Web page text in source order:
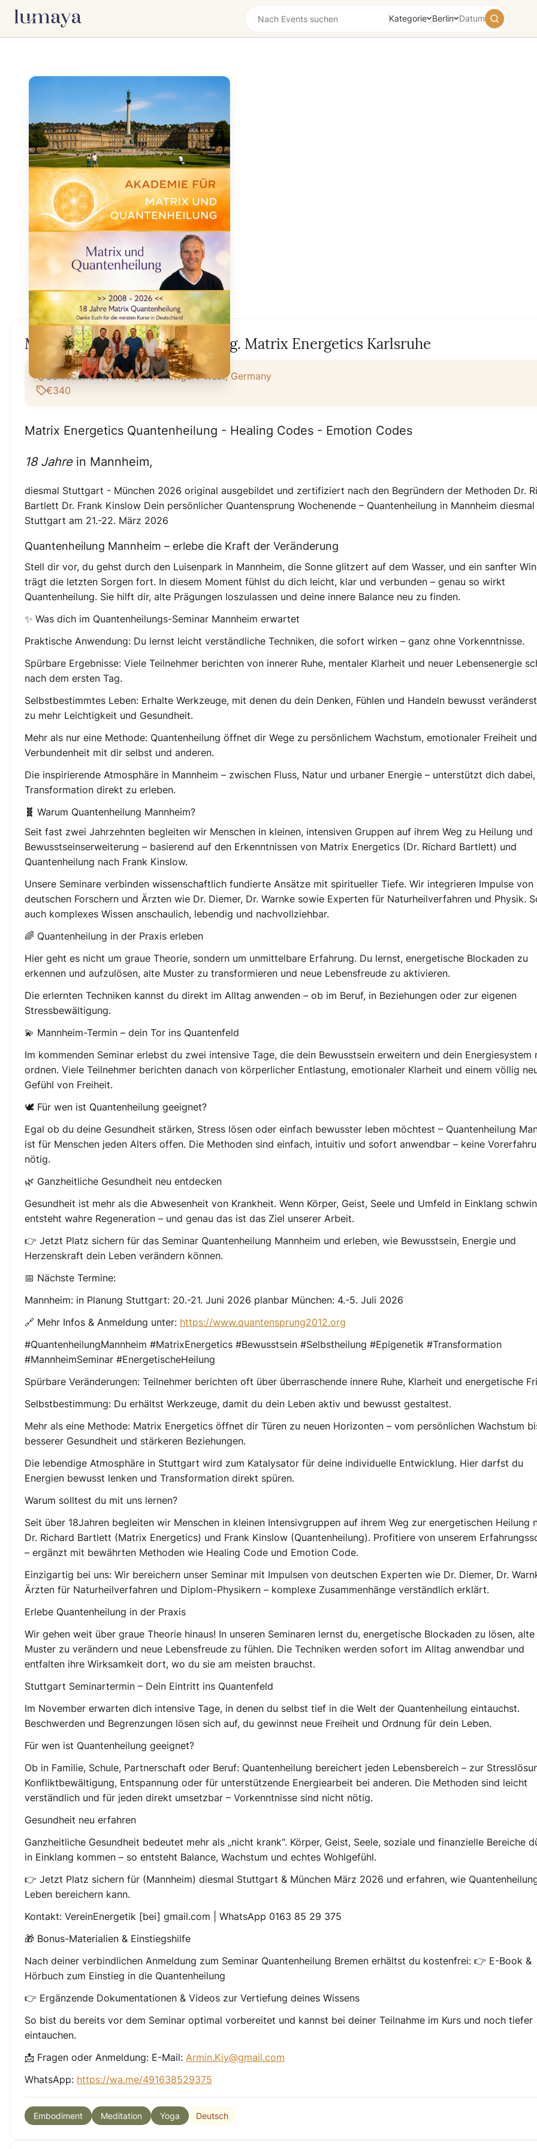
Kategorie Berlin Datum
Mannheim Quantenheilung orig. Matrix Energetics Karlsruhe
Schloßstraße, Stuttgart, Stuttgart-West, Germany
€340
Matrix Energetics Quantenheilung - Healing Codes - Emotion Codes
18 Jahrein Mannheim,
diesmal Stuttgart - München 2026 original ausgebildet und zertifiziert nach den Begründern der Methoden Dr.
Bartlett Dr. Frank Kinslow Dein persönlicher Quantensprung Wochenende – Quantenheilung in Mannheim diesmal
Stuttgart am 21.-22. März 2026
Quantenheilung Mannheim – erlebe die Kraft der Veränderung
Stell dir vor, du gehst durch den Luisenpark in Mannheim, die Sonne glitzert auf dem Wasser, und ein sanfter
trägt die letzten Sorgen fort. In diesem Moment fühlst du dich leicht, klar und verbunden – genau so wirkt
Quantenheilung. Sie hilft dir, alte Prägungen loszulassen und deine innere Balance neu zu finden.
✨ Was dich im Quantenheilungs-Seminar Mannheim erwartet
Praktische Anwendung: Du lernst leicht verständliche Techniken, die sofort wirken – ganz ohne Vorkenntnisse.
Spürbare Ergebnisse: Viele Teilnehmer berichten von innerer Ruhe, mentaler Klarheit und neuer Lebensenergie
nach dem ersten Tag.
Selbstbestimmtes Leben: Erhalte Werkzeuge, mit denen du dein Denken, Fühlen und Handeln bewusst
zu mehr Leichtigkeit und Gesundheit.
Mehr als nur eine Methode: Quantenheilung öffnet dir Wege zu persönlichem Wachstum, emotionaler Freiheit
Verbundenheit mit dir selbst und anderen.
Die inspirierende Atmosphäre in Mannheim – zwischen Fluss, Natur und urbaner Energie – unterstützt dich dabei,
Transformation direkt zu erleben.
🧬 Warum Quantenheilung Mannheim?
Seit fast zwei Jahrzehnten begleiten wir Menschen in kleinen, intensiven Gruppen auf ihrem Weg zu Heilung und
Bewusstseinserweiterung – basierend auf den Erkenntnissen von Matrix Energetics (Dr. Richard Bartlett) und
Quantenheilung nach Frank Kinslow.
Unsere Seminare verbinden wissenschaftlich fundierte Ansätze mit spiritueller Tiefe. Wir integrieren Impulse von
deutschen Forschern und Ärzten wie Dr. Diemer, Dr. Warnke sowie Experten für Naturheilverfahren und Physik.
auch komplexes Wissen anschaulich, lebendig und nachvollziehbar.
🌈 Quantenheilung in der Praxis erleben
Hier geht es nicht um graue Theorie, sondern um unmittelbare Erfahrung. Du lernst, energetische Blockaden zu
erkennen und aufzulösen, alte Muster zu transformieren und neue Lebensfreude zu aktivieren.
Die erlernten Techniken kannst du direkt im Alltag anwenden – ob im Beruf, in Beziehungen oder zur eigenen
Stressbewältigung.
💫 Mannheim-Termin – dein Tor ins Quantenfeld
Im kommenden Seminar erlebst du zwei intensive Tage, die dein Bewusstsein erweitern und dein Energiesystem
ordnen. Viele Teilnehmer berichten danach von körperlicher Entlastung, emotionaler Klarheit und einem völlig
Gefühl von Freiheit.
🕊️ Für wen ist Quantenheilung geeignet?
Egal ob du deine Gesundheit stärken, Stress lösen oder einfach bewusster leben möchtest – Quantenheilung
ist für Menschen jeden Alters offen. Die Methoden sind einfach, intuitiv und sofort anwendbar – keine
nötig.
🌿 Ganzheitliche Gesundheit neu entdecken
Gesundheit ist mehr als die Abwesenheit von Krankheit. Wenn Körper, Geist, Seele und Umfeld in Einklang
entsteht wahre Regeneration – und genau das ist das Ziel unserer Arbeit.
👉 Jetzt Platz sichern für das Seminar Quantenheilung Mannheim und erleben, wie Bewusstsein, Energie und
Herzenskraft dein Leben verändern können.
📅 Nächste Termine:
Mannheim: in Planung Stuttgart: 20.-21. Juni 2026 planbar München: 4.-5. Juli 2026
🔗 Mehr Infos & Anmeldung unter: https://www.quantensprung2012.org
#QuantenheilungMannheim #MatrixEnergetics #Bewusstsein #Selbstheilung #Epigenetik #Transformation
#MannheimSeminar #EnergetischeHeilung
Spürbare Veränderungen: Teilnehmer berichten oft über überraschende innere Ruhe, Klarheit und energetische
Selbstbestimmung: Du erhältst Werkzeuge, damit du dein Leben aktiv und bewusst gestaltest.
Mehr als eine Methode: Matrix Energetics öffnet dir Türen zu neuen Horizonten – vom persönlichen Wachstum
besserer Gesundheit und stärkeren Beziehungen.
Die lebendige Atmosphäre in Stuttgart wird zum Katalysator für deine individuelle Entwicklung. Hier darfst du
Energien bewusst lenken und Transformation direkt spüren.
Warum solltest du mit uns lernen?
Seit über 18Jahren begleiten wir Menschen in kleinen Intensivgruppen auf ihrem Weg zur energetischen Heilung
Dr. Richard Bartlett (Matrix Energetics) und Frank Kinslow (Quantenheilung). Profitiere von unserem
– ergänzt mit bewährten Methoden wie Healing Code und Emotion Code.
Einzigartig bei uns: Wir bereichern unser Seminar mit Impulsen von deutschen Experten wie Dr. Diemer, Dr.
Ärzten für Naturheilverfahren und Diplom-Physikern – komplexe Zusammenhänge verständlich erklärt.
Erlebe Quantenheilung in der Praxis
Wir gehen weit über graue Theorie hinaus! In unseren Seminaren lernst du, energetische Blockaden zu lösen, alte
Muster zu verändern und neue Lebensfreude zu fühlen. Die Techniken werden sofort im Alltag anwendbar und
entfalten ihre Wirksamkeit dort, wo du sie am meisten brauchst.
Stuttgart Seminartermin – Dein Eintritt ins Quantenfeld
Im November erwarten dich intensive Tage, in denen du selbst tief in die Welt der Quantenheilung eintauchst.
Beschwerden und Begrenzungen lösen sich auf, du gewinnst neue Freiheit und Ordnung für dein Leben.
Für wen ist Quantenheilung geeignet?
Ob in Familie, Schule, Partnerschaft oder Beruf: Quantenheilung bereichert jeden Lebensbereich – zur
Konfliktbewältigung, Entspannung oder für unterstützende Energiearbeit bei anderen. Die Methoden sind leicht
verständlich und für jeden direkt umsetzbar – Vorkenntnisse sind nicht nötig.
Gesundheit neu erfahren
Ganzheitliche Gesundheit bedeutet mehr als „nicht krank“. Körper, Geist, Seele, soziale und finanzielle Bereiche
in Einklang kommen – so entsteht Balance, Wachstum und echtes Wohlgefühl.
👉 Jetzt Platz sichern für (Mannheim) diesmal Stuttgart & München März 2026 und erfahren, wie
Leben bereichern kann.
Kontakt: VereinEnergetik [bei] gmail.com | WhatsApp 0163 85 29 375
🎁 Bonus-Materialien & Einstiegshilfe
Nach deiner verbindlichen Anmeldung zum Seminar Quantenheilung Bremen erhältst du kostenfrei: 👉 E-Book &
Hörbuch zum Einstieg in die Quantenheilung
👉 Ergänzende Dokumentationen & Videos zur Vertiefung deines Wissens
So bist du bereits vor dem Seminar optimal vorbereitet und kannst bei deiner Teilnahme im Kurs und noch tiefer
eintauchen.
📩 Fragen oder Anmeldung: E-Mail: Armin.Kiy@gmail.com
WhatsApp: https://wa.me/491638529375
Embodiment Meditation Yoga Deutsch